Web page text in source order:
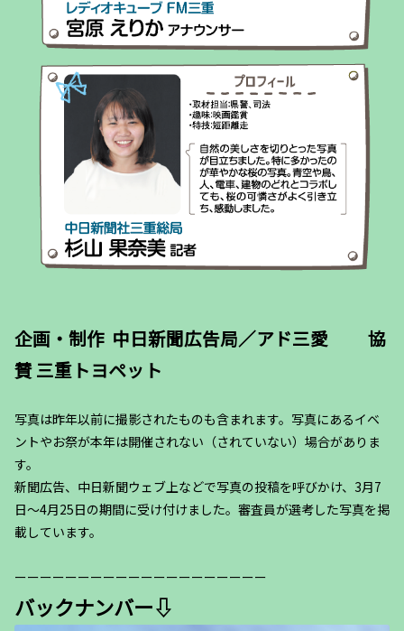
企画・制作 中日新聞広告局／アド三愛 協
賛 三重トヨペット
写真は昨年以前に撮影されたものも含まれます。写真にあるイベ
ントやお祭が本年は開催されない（されていない）場合がありま
す。
新聞広告、中日新聞ウェブ上などで写真の投稿を呼びかけ、3月7
日～4月25日の期間に受け付けました。審査員が選考した写真を掲
載しています。
ーーーーーーーーーーーーーーーーーーーー
バックナンバー⇩